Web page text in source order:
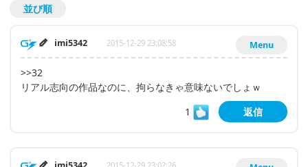
並び順
Menu
imi5342 2015-12-29 23:08:58
>>32
リアル志向の作品なのに、拘らなきゃ意味ないでしょｗ
1
返信